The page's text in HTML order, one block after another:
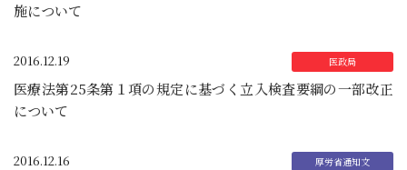
施について
2016.12.19
医療法第25条第１項の規定に基づく立入検査要綱の一部改正
について
2016.12.16